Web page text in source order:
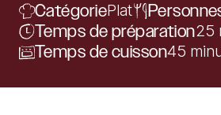
CatégoriePlat
Temps de préparation25
Temps de cuisson45